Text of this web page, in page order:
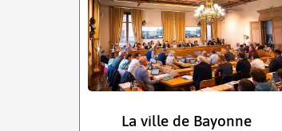
La ville de Bayonne